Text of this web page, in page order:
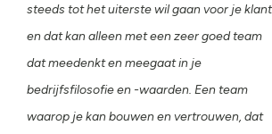
steeds tot het uiterste wil gaan voor je
en dat kan alleen met een zeer goed team
dat meedenkt en meegaat in je
bedrijfsfilosofie en -waarden. Een team
waarop je kan bouwen en vertrouwen, dat